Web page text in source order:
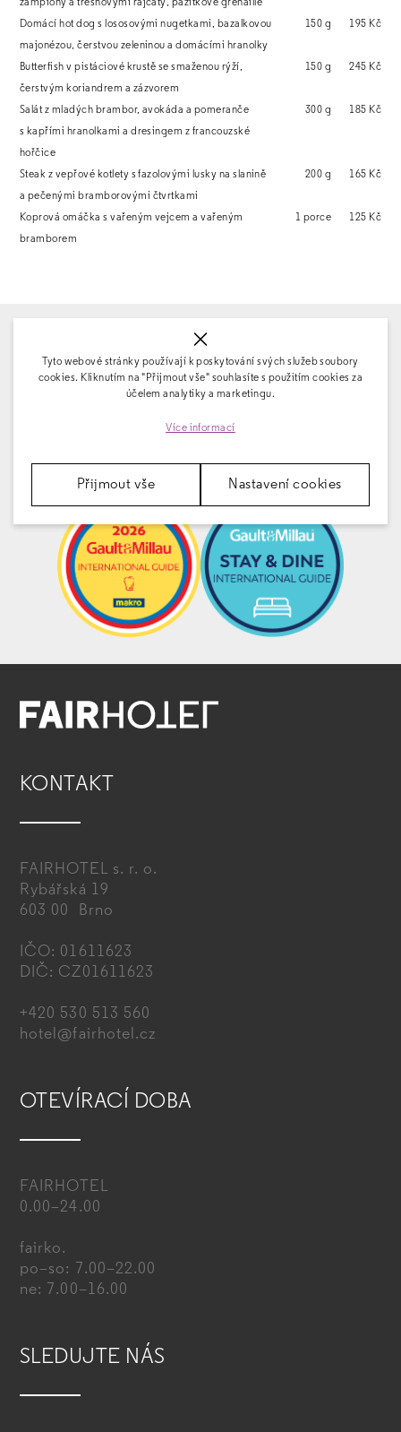
žampiony a třešňovými rajčaty, pažitkové grenaille
Domácí hot dog s lososovými nugetkami, bazalkovou
majonézou, čerstvou zeleninou a domácími hranolky
150 g 195 Kč
Butterfish v pistáciové krustě se smaženou rýží,
čerstvým koriandrem a zázvorem
150 g 245 Kč
Salát z mladých brambor, avokáda a pomeranče
s kapřími hranolkami a dresingem z francouzské
hořčice
300 g 185 Kč
Steak z vepřové kotlety s fazolovými lusky na slanině
a pečenými bramborovými čtvrtkami
200 g 165 Kč
Koprová omáčka s vařeným vejcem a vařeným
bramborem
1 porce 125 Kč
9.2
""
skutečných hostů
KONTAKT
FAIRHOTEL s. r. o.
Rybářská 19
603 00 Brno
IČO: 01611623
DIČ: CZ01611623
+420 530 513 560
hotel@fairhotel.cz
OTEVÍRACÍ DOBA
FAIRHOTEL
0.00–24.00
fairko.
po–so: 7.00–22.00
ne: 7.00–16.00
SLEDUJTE NÁS
Tyto webové stránky používají k poskytování svých služeb soubory
cookies. Kliknutím na "Přijmout vše" souhlasíte s použitím cookies za
účelem analytiky a marketingu.
Více informací
Přijmout vše Nastavení cookies